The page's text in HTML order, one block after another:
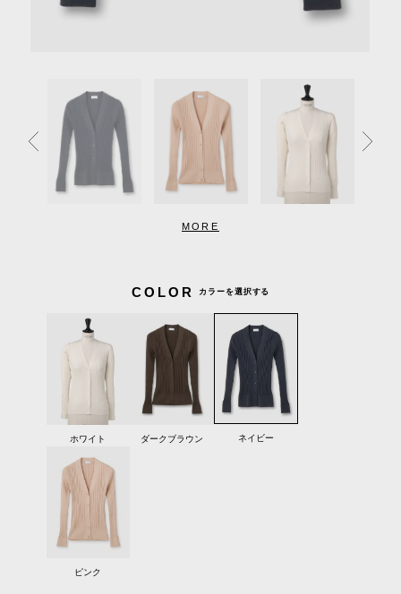
MORE
COLOR カラーを選択する
ホワイト ダークブラウン ネイビー
ピンク